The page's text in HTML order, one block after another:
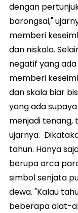
dengan
barongsai,"
memberi
dan niskala.
negatif yang ada
memberi
dan skala biar
yang ada
menjadi tenang,
ujarnya.
tahun. Hanya
berupa arca
simbol senjata
dewa. "Kalau
beberapa alat-